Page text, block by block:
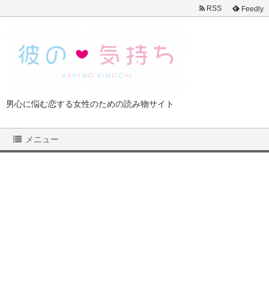
男心に悩む恋する女性のための読み物サイト
メニュー
RSS Feedly